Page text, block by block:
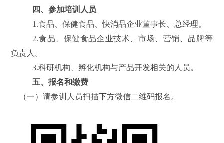
四、参加培训人员
1.食品、保健食品、快消品企业董事长、总经理。
2.食品、保健食品企业技术、市场、营销、品牌等
负责人。
3.科研机构、孵化机构与产品开发相关的人员。
五、报名和缴费
（一）请参训人员扫描下方微信二维码报名。